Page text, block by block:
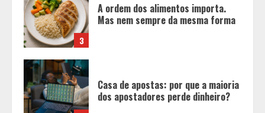
4
Casa de apostas: por que a maioria
dos apostadores perde dinheiro?
de vestuário, lista reúne diversas
opções para presentear neste Dia